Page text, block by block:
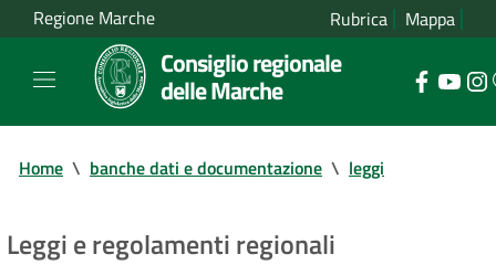
Regione Marche Rubrica Mappa
Consiglio regionale
delle Marche
Home \ banche dati e documentazione \ leggi
Leggi e regolamenti regionali